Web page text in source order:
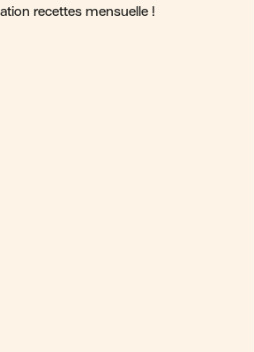
recettes mensuelle !